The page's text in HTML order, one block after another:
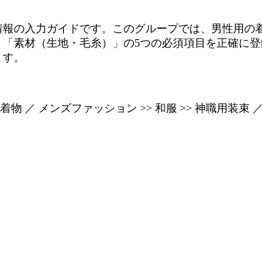
の入力ガイドです。このグループでは、男性用
素材（生地・毛糸）」の5つの必須項目を正確
。
物 ／ メンズファッション >> 和服 >> 神職用装束